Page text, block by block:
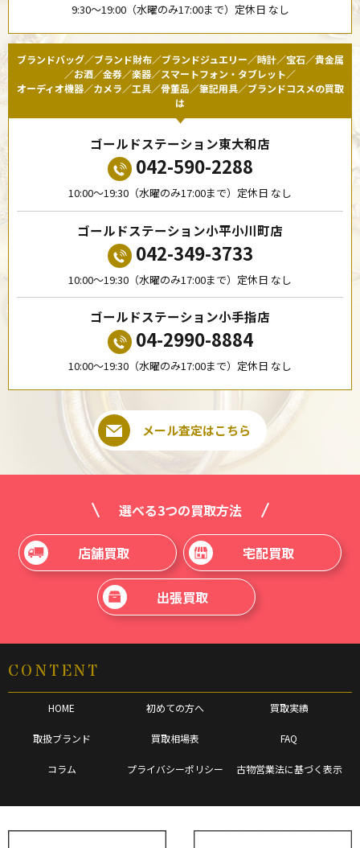
9:30〜19:00（水曜のみ17:00まで）定休日 なし
ブランドバッグ／ブランド財布／ブランドジュエリー／時計／宝石／貴金属
／お酒／金券／楽器／スマートフォン・タブレット／
オーディオ機器／カメラ／工具／骨董品／筆記用具／ブランドコスメの買取
は
ゴールドステーション東大和店
042-590-2288
10:00〜19:30（水曜のみ17:00まで）定休日 なし
ゴールドステーション小平小川町店
042-349-3733
10:00〜19:30（水曜のみ17:00まで）定休日 なし
ゴールドステーション小手指店
04-2990-8884
10:00〜19:30（水曜のみ17:00まで）定休日 なし
メール査定はこちら
選べる3つの買取方法
店舗買取 宅配買取
出張買取
CONTENT
HOME 初めての方へ 買取実績
取扱ブランド 買取相場表 FAQ
コラム プライバシーポリシー 古物営業法に基づく表示